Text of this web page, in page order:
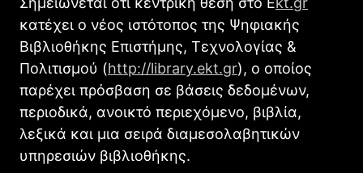
κατέχει ο νέος ιστότοπος της Ψηφιακής
Βιβλιοθήκης Επιστήμης, Τεχνολογίας &
Πολιτισμού (http://library.ekt.gr), ο οποίος
παρέχει πρόσβαση σε βάσεις δεδομένων,
περιοδικά, ανοικτό περιεχόμενο, βιβλία,
λεξικά και μια σειρά διαμεσολαβητικών
υπηρεσιών βιβλιοθήκης.